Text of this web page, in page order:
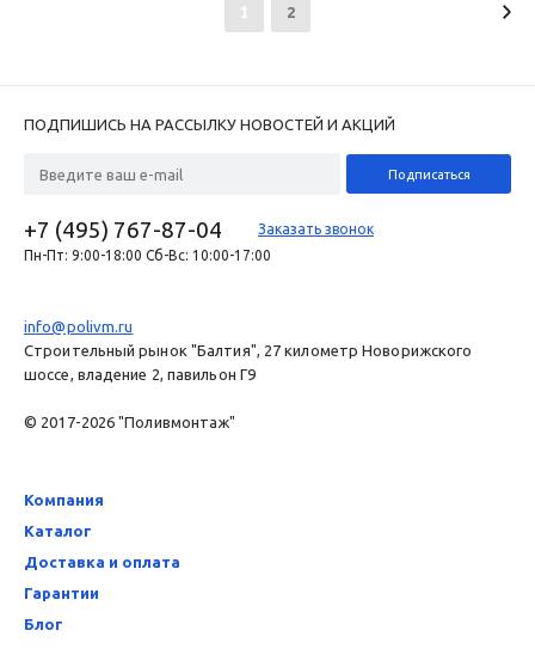
1 2
ПОДПИШИСЬ НА РАССЫЛКУ НОВОСТЕЙ И АКЦИЙ
+7 (495) 767-87-04
Заказать звонок
Пн-Пт: 9:00-18:00 Сб-Вс: 10:00-17:00
info@polivm.ru
Строительный рынок "Балтия", 27 километр Новорижского
шоссе, владение 2, павильон Г9
© 2017-2026 "Поливмонтаж"
Компания
Каталог
Доставка и оплата
Гарантии
Блог